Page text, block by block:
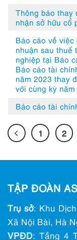
Thông báo thay
nhận sở hữu cổ
Báo cáo về
nhuận sau thuế
nghiệp tại Báo
Báo cáo tài
năm 2023 thay
với cùng kỳ năm
Báo cáo tài
1 2
TẬP ĐOÀN
Trụ sở: Khu
Xã Nội Bài, Hà
VPĐD: Tầng 4